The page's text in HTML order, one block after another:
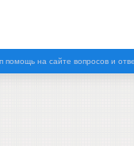
на сайте вопросов и